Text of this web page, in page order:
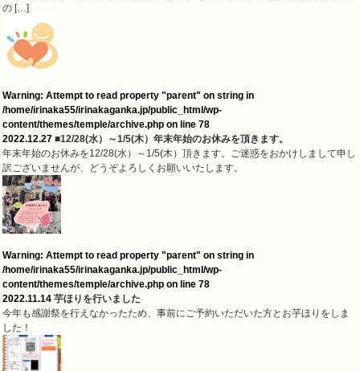
の […]
Warning: Attempt to read property "parent" on string in
/home/irinaka55/irinakaganka.jp/public_html/wp-
content/themes/temple/archive.php on line 78
2022.12.27 ■12/28(水）～1/5(木）年末年始のお休みを頂きます。
年末年始のお休みを12/28(水）～1/5(木）頂きます。ご迷惑をおかけしまして申し
訳ございませんが、どうぞよろしくお願いいたします。
Warning: Attempt to read property "parent" on string in
/home/irinaka55/irinakaganka.jp/public_html/wp-
content/themes/temple/archive.php on line 78
2022.11.14 芋ほりを行いました
今年も感謝祭を行えなかったため、事前にご予約いただいた方とお芋ほりをしま
した！